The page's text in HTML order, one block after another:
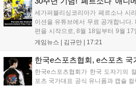
데이트 '라스트 라이츠'와 함께 95%
세가퍼블리싱코리아가 페르소나 시
이션을 유튜브에서 무료 공개합니다
편을 시작으로, 8월 18일부터 9월
월 15일부터 10월 14일까지 페르소
영상 및 대형 전광판에 소개될 예정입
게임뉴스 | 김규만 17:21
한국e스포츠협회, e스포츠 국
한국e스포츠협회가 한국 도자기의
포츠 국가대표 공식 유니폼과 캡슐